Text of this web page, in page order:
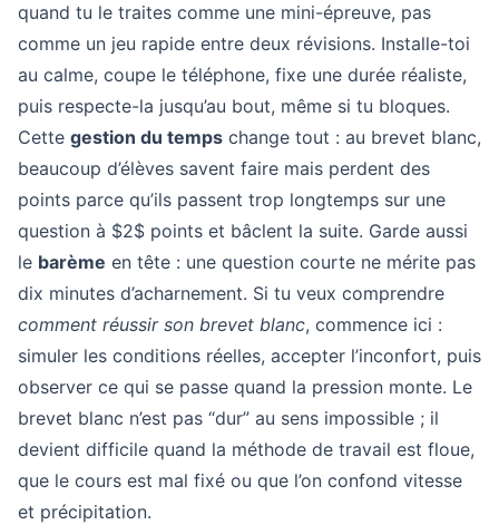
quand tu le traites comme une mini-épreuve, pas
comme un jeu rapide entre deux révisions. Installe-toi
au calme, coupe le téléphone, fixe une durée réaliste,
puis respecte-la jusqu’au bout, même si tu bloques.
Cette gestion du temps change tout : au brevet blanc,
beaucoup d’élèves savent faire mais perdent des
points parce qu’ils passent trop longtemps sur une
question à $2$ points et bâclent la suite. Garde aussi
le barème en tête : une question courte ne mérite pas
dix minutes d’acharnement. Si tu veux comprendre
comment réussir son brevet blanc, commence ici :
simuler les conditions réelles, accepter l’inconfort, puis
observer ce qui se passe quand la pression monte. Le
brevet blanc n’est pas “dur” au sens impossible ; il
devient difficile quand la méthode de travail est floue,
que le cours est mal fixé ou que l’on confond vitesse
et précipitation.